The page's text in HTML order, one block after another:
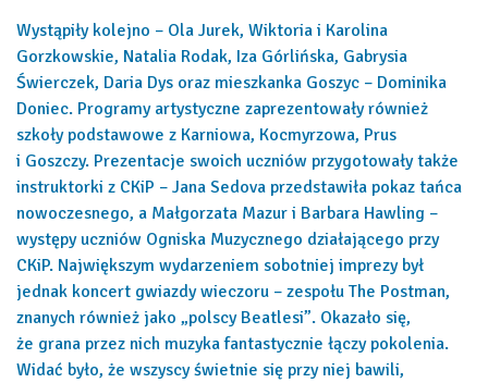
Wystąpiły kolejno – Ola Jurek, Wiktoria i Karolina
Gorzkowskie, Natalia Rodak, Iza Górlińska, Gabrysia
Świerczek, Daria Dys oraz mieszkanka Goszyc – Dominika
Doniec. Programy artystyczne zaprezentowały również
szkoły podstawowe z Karniowa, Kocmyrzowa, Prus
i Goszczy. Prezentacje swoich uczniów przygotowały także
instruktorki z CKiP – Jana Sedova przedstawiła pokaz tańca
nowoczesnego, a Małgorzata Mazur i Barbara Hawling –
występy uczniów Ogniska Muzycznego działającego przy
CKiP. Największym wydarzeniem sobotniej imprezy był
jednak koncert gwiazdy wieczoru – zespołu The Postman,
znanych również jako „polscy Beatlesi”. Okazało się,
że grana przez nich muzyka fantastycznie łączy pokolenia.
Widać było, że wszyscy świetnie się przy niej bawili,